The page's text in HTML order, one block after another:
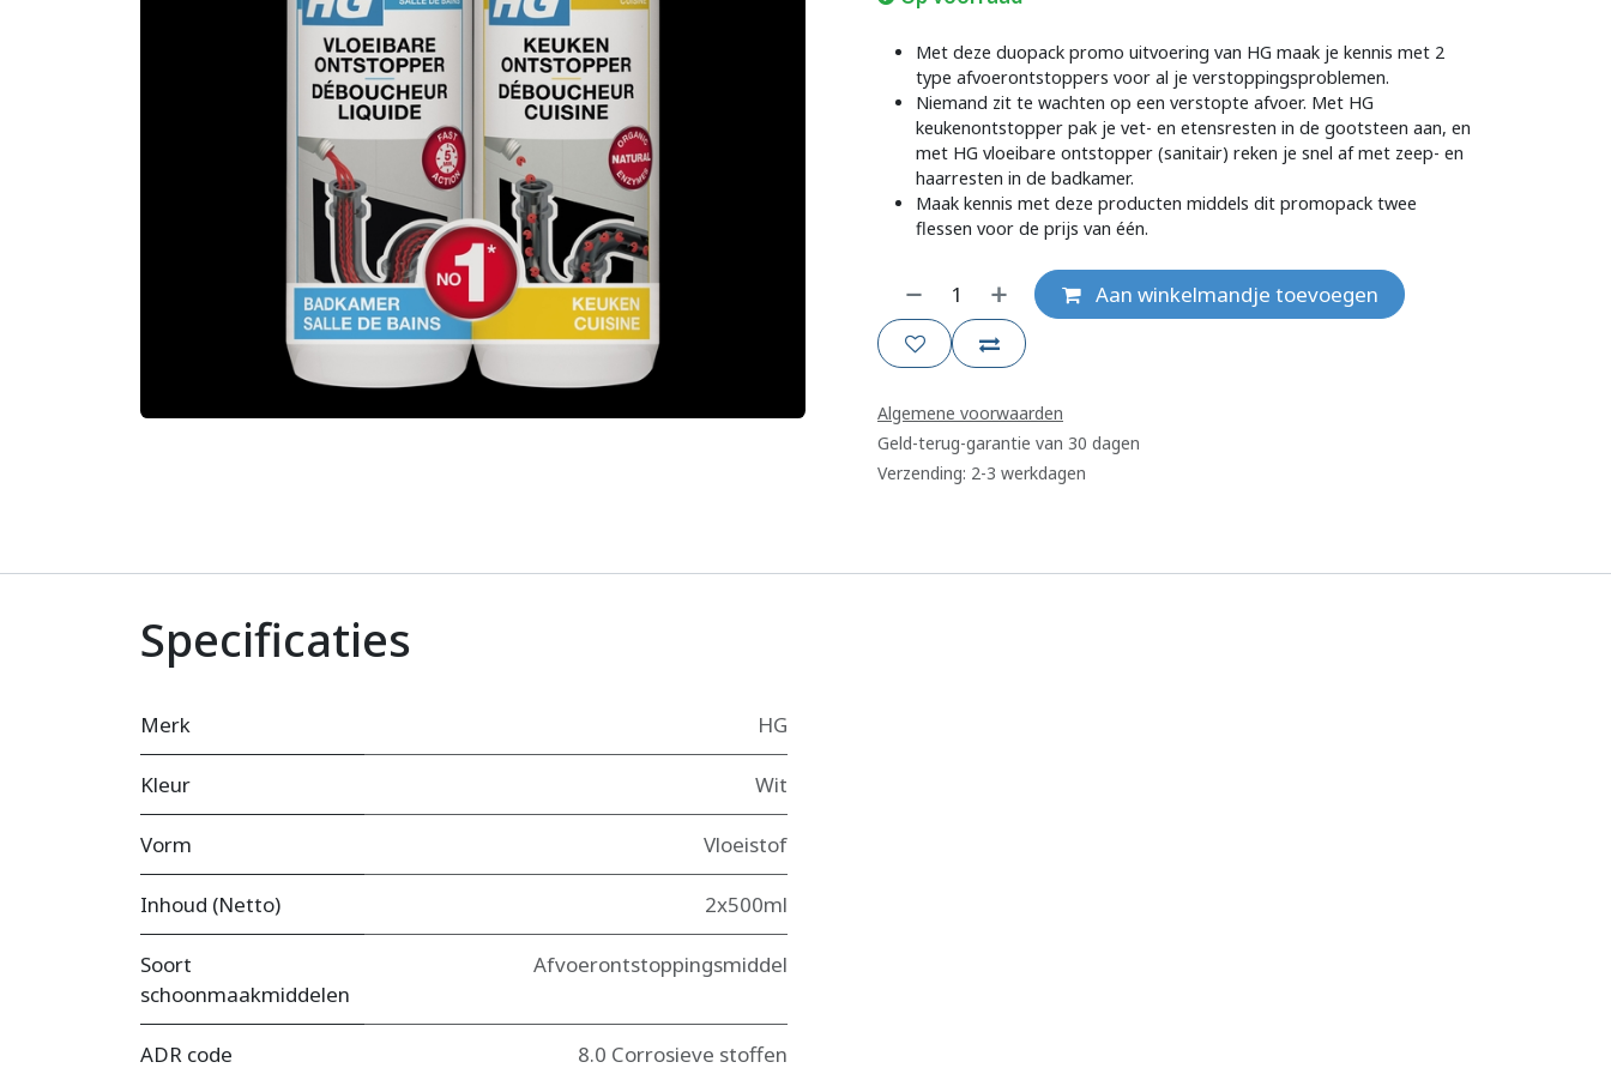
Met deze duopack promo uitvoering van HG maak je kennis met 2
type afvoerontstoppers voor al je verstoppingsproblemen.
Niemand zit te wachten op een verstopte afvoer. Met HG
keukenontstopper pak je vet- en etensresten in de gootsteen aan, en
met HG vloeibare ontstopper (sanitair) reken je snel af met zeep- en
haarresten in de badkamer.
Maak kennis met deze producten middels dit promopack twee
flessen voor de prijs van één.
Aan winkelmandje toevoegen
Algemene voorwaarden
Geld-terug-garantie van 30 dagen
Verzending: 2-3 werkdagen
Specificaties
Merk HG
Kleur Wit
Vorm Vloeistof
Inhoud (Netto) 2x500ml
Soort
schoonmaakmiddelen
Afvoerontstoppingsmiddel
ADR code 8.0 Corrosieve stoffen